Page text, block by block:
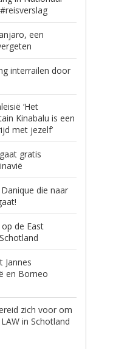
een
interrailen door
‘Het
Kinabalu is een
met jezelf’
gratis
die naar
de East
Jannes
en Borneo
zich voor om
in Schotland